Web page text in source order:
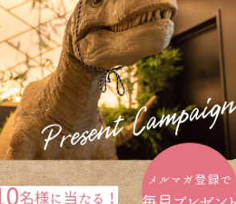
住宿预订
确认、修改和取消预订